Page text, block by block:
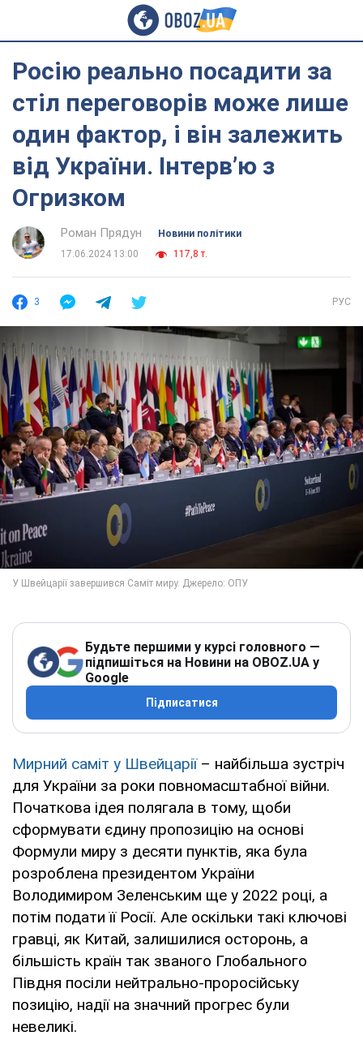
Росію реально посадити за
стіл переговорів може лише
один фактор, і він залежить
від України. Інтерв’ю з
Огризком
Роман Прядун
Новини політики
17.06.2024 13:00
117,8 т.
3 РУС
Будьте першими у курсі головного —
підпишіться на Новини на OBOZ.UA у
Google
Підписатися
Мирний саміт у Швейцарії – найбільша зустріч
для України за роки повномасштабної війни.
Початкова ідея полягала в тому, щоби
сформувати єдину пропозицію на основі
Формули миру з десяти пунктів, яка була
розроблена президентом України
Володимиром Зеленським ще у 2022 році, а
потім подати її Росії. Але оскільки такі ключові
гравці, як Китай, залишилися осторонь, а
більшість країн так званого Глобального
Півдня посіли нейтрально-проросійську
позицію, надії на значний прогрес були
невеликі.